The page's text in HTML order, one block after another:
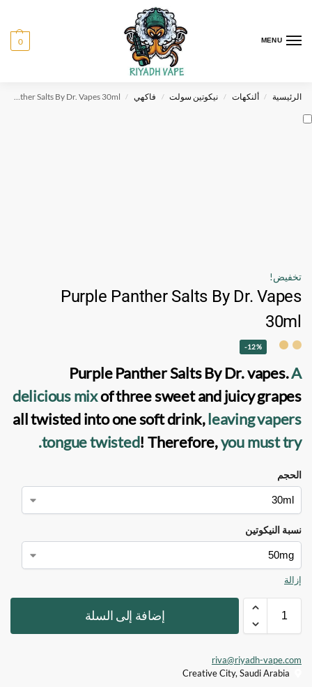
MENU
0
الرئيسية / ألنكهات / نيكوتين سولت / فاكهي /
Purple Panther Salts By Dr. Vapes 30ml
تخفيض!
Purple Panther Salts By Dr. Vapes
30ml
-12%
Purple Panther SaltsByDr. vapes.A
delicious mixof three sweet and juicy grapes
all twisted into one soft drink,leaving vapers
tongue twisted! Therefore,you must try.
الحجم
نسبة النيكوتين
إزالة
إضافة إلى السلة
riva@riyadh-vape.com